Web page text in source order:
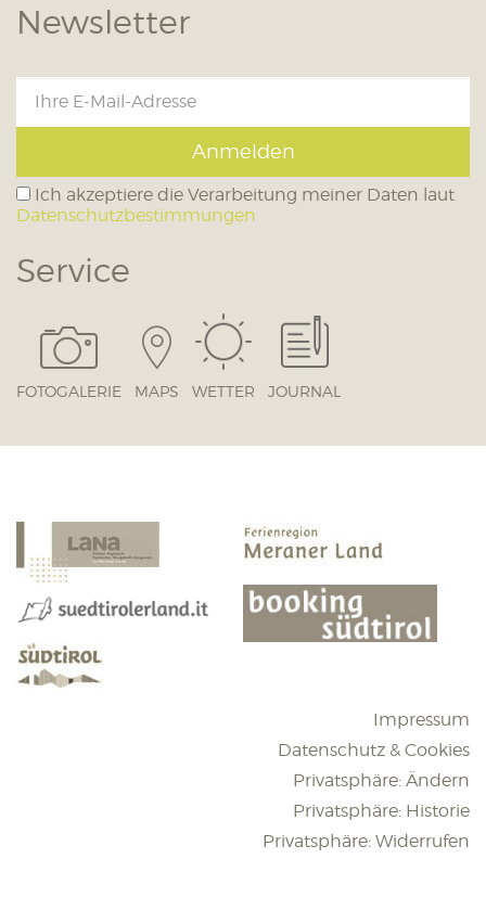
Newsletter
Anmelden
Ich akzeptiere die Verarbeitung meiner Daten laut
Datenschutzbestimmungen
Service
FOTOGALERIE MAPS WETTER JOURNAL
Impressum
Datenschutz & Cookies
Privatsphäre: Ändern
Privatsphäre: Historie
Privatsphäre: Widerrufen